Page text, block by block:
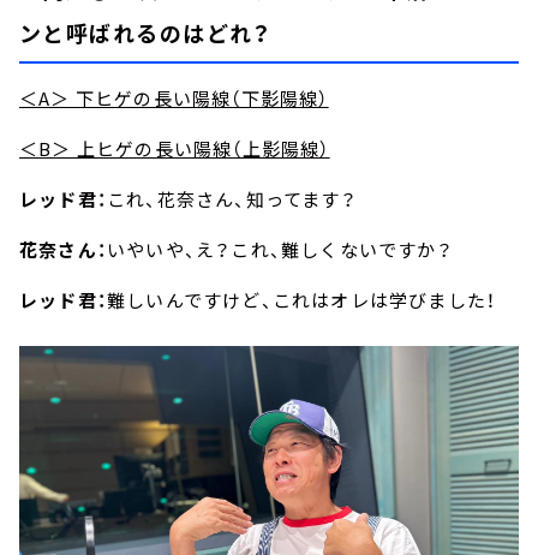
ンと呼ばれるのはどれ？
＜A＞ 下ヒゲの長い陽線（下影陽線）
＜B＞ 上ヒゲの長い陽線（上影陽線）
レッド君： これ、花奈さん、知ってます？
花奈さん： いやいや、え？これ、難しくないですか？
レッド君：難しいんですけど、これはオレは学びました！